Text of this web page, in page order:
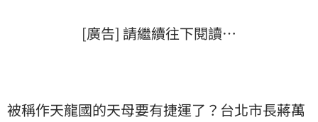
[廣告] 請繼續往下閱讀…
被稱作天龍國的天母要有捷運了？台北市長蔣萬